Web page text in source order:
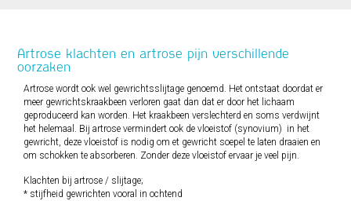
Artrose klachten en artrose pijn verschillende
oorzaken
Artrose wordt ook wel gewrichtsslijtage genoemd. Het ontstaat doordat er
meer gewrichtskraakbeen verloren gaat dan dat er door het lichaam
geproduceerd kan worden. Het kraakbeen verslechterd en soms verdwijnt
het helemaal. Bij artrose vermindert ook de vloeistof (synovium) in het
gewricht, deze vloeistof is nodig om et gewricht soepel te laten draaien en
om schokken te absorberen. Zonder deze vloeistof ervaar je veel pijn.
Klachten bij artrose / slijtage;
* stijfheid gewrichten vooral in ochtend